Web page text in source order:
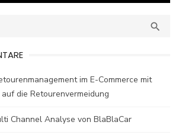

im E-Commerce mit
die Retourenvermeidung
Channel Analyse von BlaBlaCar